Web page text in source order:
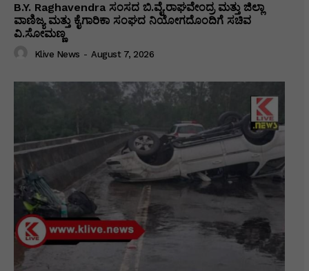
B.Y. Raghavendra ಸಂಸದ ಬಿ.ವೈ.ರಾಘವೇಂದ್ರ ಮತ್ತು ಜಿಲ್ಲಾ
ವಾಣಿಜ್ಯ ಮತ್ತು ಕೈಗಾರಿಕಾ ಸಂಘದ ನಿಯೋಗದೊಂದಿಗೆ ಸಚಿವ
ವಿ‌.ಸೋಮಣ್ಣ
Klive News - August 7, 2026